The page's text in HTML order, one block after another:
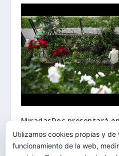
MiradasDoc presentará
muestra de los mejores
Festival
26/06/2015
Utilizamos cookies propias y
funcionamiento de la web,